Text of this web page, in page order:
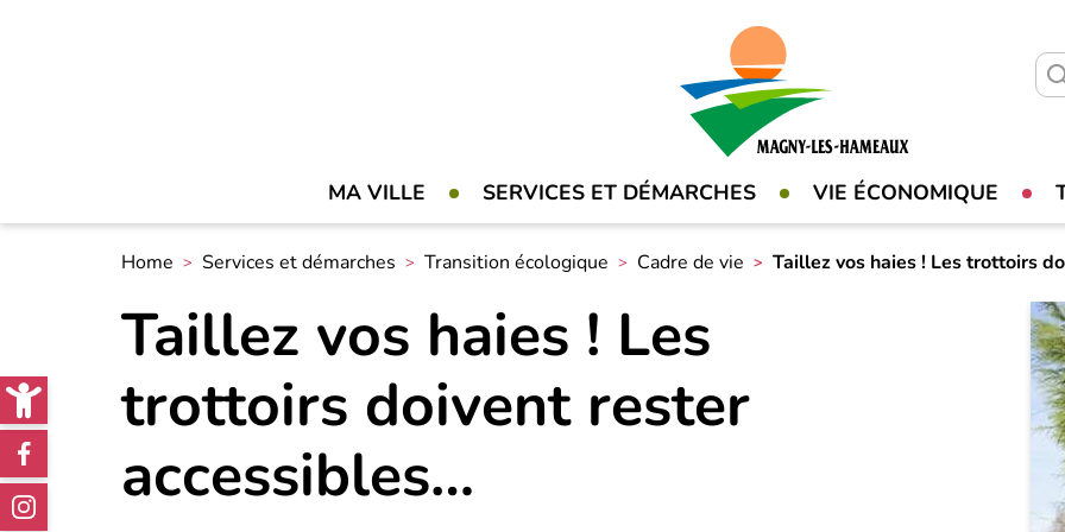
Open toolbar
MA VILLE SERVICES ET DÉMARCHES VIE ÉCONOMIQUE
Réseaux
sociaux
Home Services et démarches Transition écologique Cadre de vie Taillez vos haies ! Les trottoirs
Taillez vos haies ! Les
trottoirs doivent rester
accessibles…